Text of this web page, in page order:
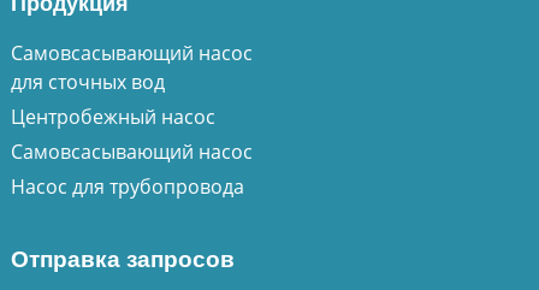
Самовсасывающий насос
для сточных вод
Центробежный насос
Самовсасывающий насос
Насос для трубопровода
Отправка запросов